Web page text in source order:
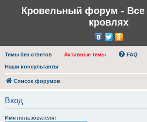
Кровельный форум - Все
кровлях
Темы без ответов Активные темы FAQ
Наши консультанты
Список форумов
Вход
Имя пользователя: